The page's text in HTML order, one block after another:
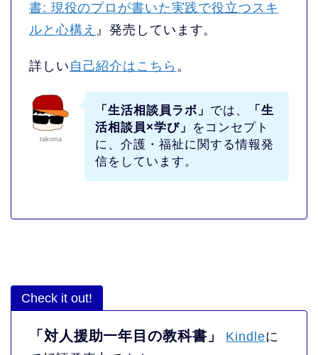
書: 現役のプロが書いた実践で役立つスキ
ルと心構え 』発売しています。
詳しい 自己紹介はこちら 。
takuma
「生活相談員ラボ」 では、
「生
活相談員×学び」
をコンセプト
に、介護・福祉に関する情報発
信をしています。
Check it out!
「対人援助一年目の教科書」 Kindleに